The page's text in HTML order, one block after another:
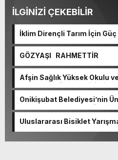
İLGİNİZİ ÇEKEBİLİR
İklim Dirençli Tarım İçin
GÖZYAŞI RAHMETTİR
Afşin Sağlık Yüksek Okulu
Okulunda görev değişimi!
Onikişubat Belediyesi’nin
başvurularında son gün 7
Uluslararası Bisiklet